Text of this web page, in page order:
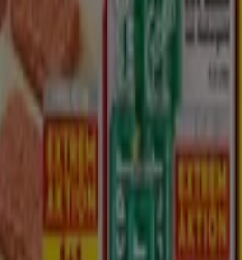
der Karte geortet
Feedback
und allgemeines Feedback